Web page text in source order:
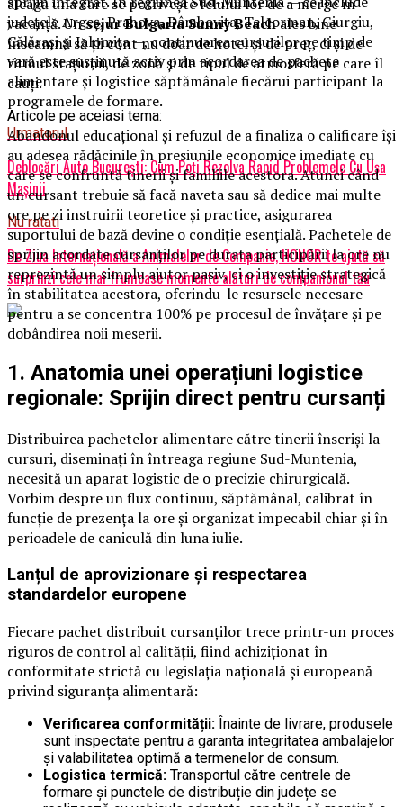
vacanță. Unsejur Bulgaria Sunny Beachales bine
înseamnă să ții cont nu doar de hotel și de preț, ci și de
ritmul stațiunii, de zonă și de tipul de atmosferă pe care îl
cauți.
Articole pe aceiasi tema:
Urmatorul
Deblocări Auto București: Cum Poți Rezolva Rapid Problemele Cu Ușa
Mașinii
Nu ratati
De Ziua Internațională a Animalelor de Companie, HONOR te ajută să
surprinzi cele mai frumoase momente alături de companionul tău
județele Argeș, Prahova, Dâmbovița, Teleorman, Giurgiu,
Călărași și Ialomița —, continuarea cursurilor pe timp de
vară este susținută activ prin acordarea de pachete
alimentare și logistice săptămânale fiecărui participant la
programele de formare.
Abandonul educațional și refuzul de a finaliza o calificare își
au adesea rădăcinile în presiunile economice imediate cu
care se confruntă tinerii și familiile acestora. Atunci când
un cursant trebuie să facă naveta sau să dedice mai multe
ore pe zi instruirii teoretice și practice, asigurarea
suportului de bază devine o condiție esențială. Pachetele de
sprijin acordate cursanților pe durata participării la ore nu
reprezintă un simplu ajutor pasiv, ci o investiție strategică
în stabilitatea acestora, oferindu-le resursele necesare
pentru a se concentra 100% pe procesul de învățare și pe
dobândirea noii meserii.
1. Anatomia unei operațiuni logistice
regionale: Sprijin direct pentru cursanți
Distribuirea pachetelor alimentare către tinerii înscriși la
cursuri, diseminați în întreaga regiune Sud-Muntenia,
necesită un aparat logistic de o precizie chirurgicală.
Vorbim despre un flux continuu, săptămânal, calibrat în
funcție de prezența la ore și organizat impecabil chiar și în
perioadele de caniculă din luna iulie.
Lanțul de aprovizionare și respectarea
standardelor europene
Fiecare pachet distribuit cursanților trece printr-un proces
riguros de control al calității, fiind achiziționat în
conformitate strictă cu legislația națională și europeană
privind siguranța alimentară:
Verificarea conformității: Înainte de livrare, produsele
sunt inspectate pentru a garanta integritatea ambalajelor
și valabilitatea optimă a termenelor de consum.
Logistica termică: Transportul către centrele de
formare și punctele de distribuție din județe se